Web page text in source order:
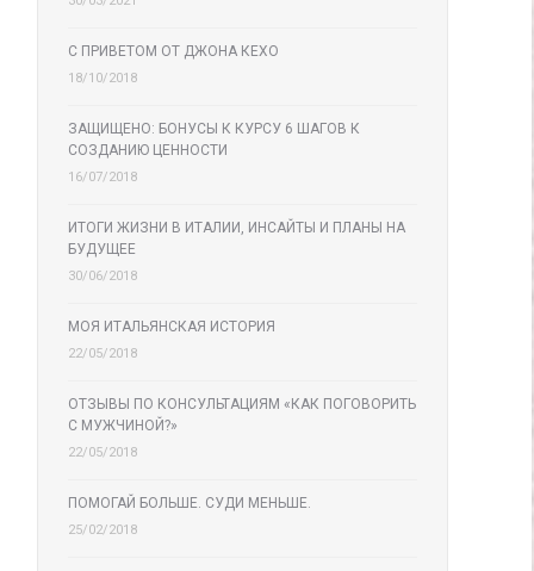
С ПРИВЕТОМ ОТ ДЖОНА КЕХО
18/10/2018
ЗАЩИЩЕНО: БОНУСЫ К КУРСУ 6 ШАГОВ К
СОЗДАНИЮ ЦЕННОСТИ
16/07/2018
ИТОГИ ЖИЗНИ В ИТАЛИИ, ИНСАЙТЫ И ПЛАНЫ НА
БУДУЩЕЕ
30/06/2018
МОЯ ИТАЛЬЯНСКАЯ ИСТОРИЯ
22/05/2018
ОТЗЫВЫ ПО КОНСУЛЬТАЦИЯМ «КАК ПОГОВОРИТЬ
С МУЖЧИНОЙ?»
22/05/2018
ПОМОГАЙ БОЛЬШЕ. СУДИ МЕНЬШЕ.
25/02/2018